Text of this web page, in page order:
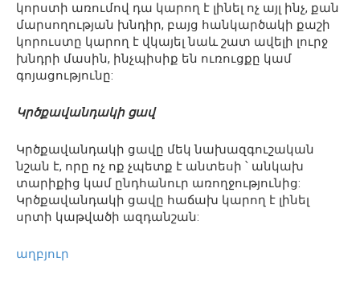
կորստի առումով դա կարող է լինել ոչ այլ ինչ, քան
մարսողության խնդիր, բայց հանկարծակի քաշի
կորուստը կարող է վկայել նաև շատ ավելի լուրջ
խնդրի մասին, ինչպիսիք են ուռուցքը կամ
գոյացությունը:
Կրծքավանդակի ցավ
Կրծքավանդակի ցավը մեկ նախազգուշական
նշան է, որը ոչ ոք չպետք է անտեսի ՝ անկախ
տարիքից կամ ընդհանուր առողջությունից:
Կրծքավանդակի ցավը հաճախ կարող է լինել
սրտի կաթվածի ազդանշան:
աղբյուր